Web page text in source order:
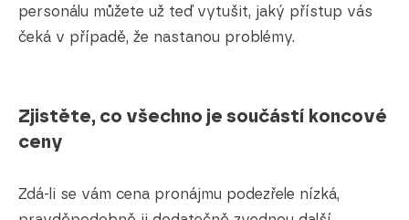
personálu můžete už teď vytušit, jaký přístup vás
čeká v případě, že nastanou problémy.
Zjistěte, co všechno je součástí koncové
ceny
Zdá-li se vám cena pronájmu podezřele nízká,